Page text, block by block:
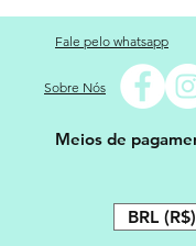
Fale pelo whatsapp
Sobre Nós
Meios de
BRL (R$)